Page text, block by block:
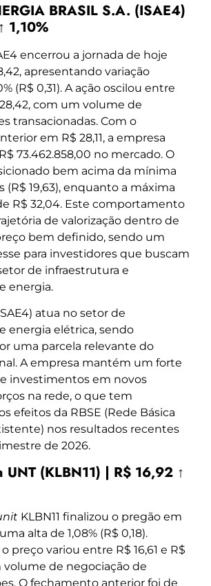
BRASIL S.A. (ISAE4)
1,10%
encerrou a jornada de hoje
apresentando variação
(R$ 0,31). A ação oscilou entre
com um volume de
transacionadas. Com o
em R$ 28,11, a empresa
73.462.858,00 no mercado. O
bem acima da mínima
(R$ 19,63), enquanto a máxima
R$ 32,04. Este comportamento
de valorização dentro de
bem definido, sendo um
para investidores que buscam
de infraestrutura e
energia.
atua no setor de
energia elétrica, sendo
uma parcela relevante do
A empresa mantém um forte
investimentos em novos
na rede, o que tem
efeitos da RBSE (Rede Básica
nos resultados recentes
de 2026.
UNT (KLBN11) | R$ 16,92 ↑
KLBN11 finalizou o pregão em
alta de 1,08% (R$ 0,18).
preço variou entre R$ 16,61 e R$
volume de negociação de
O fechamento anterior foi de